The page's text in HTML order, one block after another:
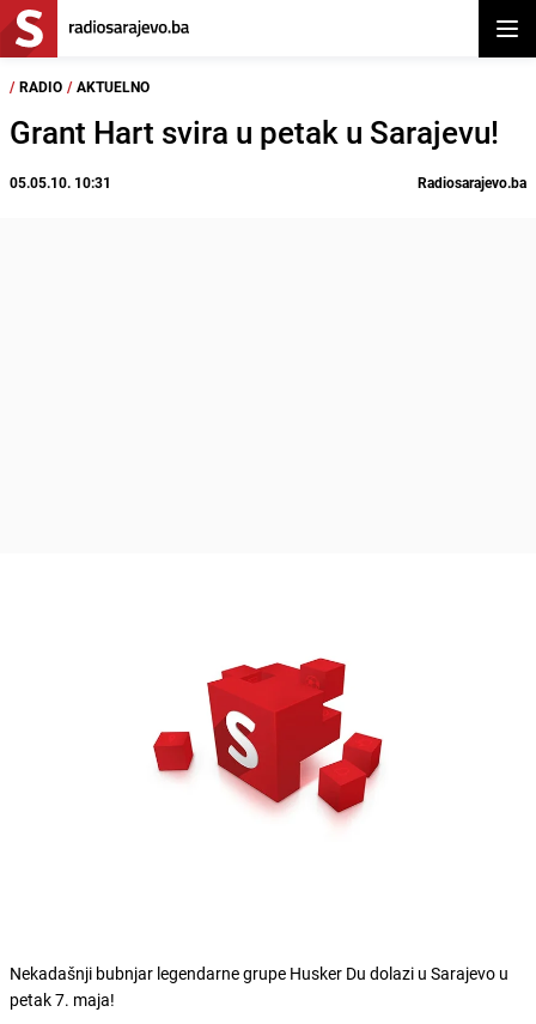
/ RADIO / AKTUELNO
Grant Hart svira u petak u Sarajevu!
05.05.10. 10:31 Radiosarajevo.ba
Nekadašnji bubnjar legendarne grupe Husker Du dolazi u Sarajevo u
petak 7. maja!